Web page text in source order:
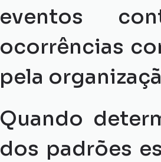
eventos
ocorrências
pela
Quando
dos padrões